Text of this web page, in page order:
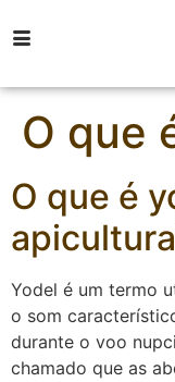
O que
O que é
Yodel é um termo
o som
durante o voo
chamado que as